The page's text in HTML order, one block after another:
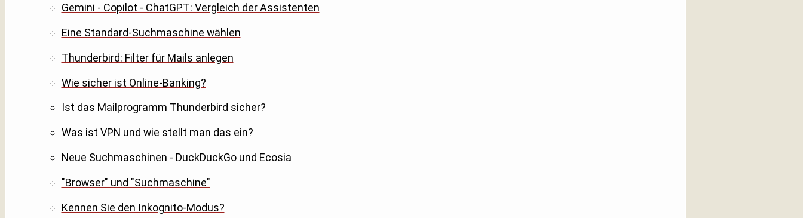
Gemini - Copilot - ChatGPT: Vergleich der Assistenten
Eine Standard-Suchmaschine wählen
Thunderbird: Filter für Mails anlegen
Wie sicher ist Online-Banking?
Ist das Mailprogramm Thunderbird sicher?
Was ist VPN und wie stellt man das ein?
Neue Suchmaschinen - DuckDuckGo und Ecosia
"Browser" und "Suchmaschine"
Kennen Sie den Inkognito-Modus?